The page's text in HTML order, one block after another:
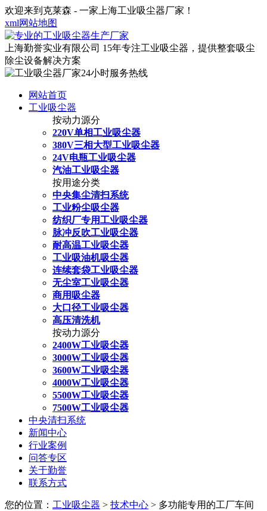
欢迎来到克莱森 - 一家上海工业吸尘器厂家！
xml网站地图
上海勤誉实业有限公司 15年专注工业吸尘器，提供整套吸尘
除尘设备解决方案
网站首页
工业吸尘器
按动力源分
220V单相工业吸尘器
380V三相大型工业吸尘器
24V电瓶工业吸尘器
汽油工业吸尘器
按用途分类
中央集尘清扫系统
工业粉尘吸尘器
纺织厂专用工业吸尘器
脉冲反吹工业吸尘器
耐高温工业吸尘器
工业吸油机吸尘器
连续套袋工业吸尘器
无尘室工业吸尘器
商用吸尘器
大口径工业吸尘器
高压清洗机
按动力源分
2400W工业吸尘器
3000W工业吸尘器
3600W工业吸尘器
4000W工业吸尘器
5500W工业吸尘器
7500W工业吸尘器
中央清扫系统
新闻中心
行业案例
问答专区
关于勤誉
联系方式
您的位置： 工业吸尘器 > 技术中心 > 多功能专用的工厂车间